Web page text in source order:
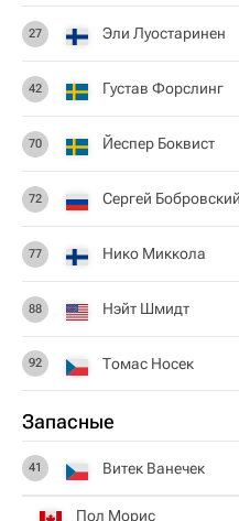
27 Эли Луостаринен
42 Густав Форслинг
70 Йеспер Боквист
72 Сергей Бобровский
77 Нико Миккола
88 Нэйт Шмидт
92 Томас Носек
Запасные
41 Витек Ванечек
Пол Морис